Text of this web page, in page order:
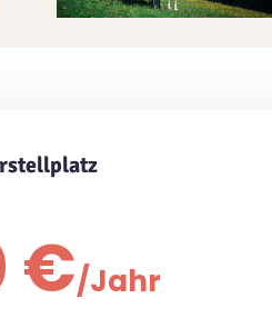
€/Jahr